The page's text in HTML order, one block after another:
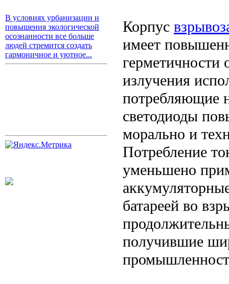
В условиях урбанизации и
повышения экологической
осознанности все больше
людей стремится создать
гармоничное и уютное...
Корпус
имеет
герметичности
излучения
потребляющие
светодиоды
морально и
Потребление
уменьшено
батареей во
получившие